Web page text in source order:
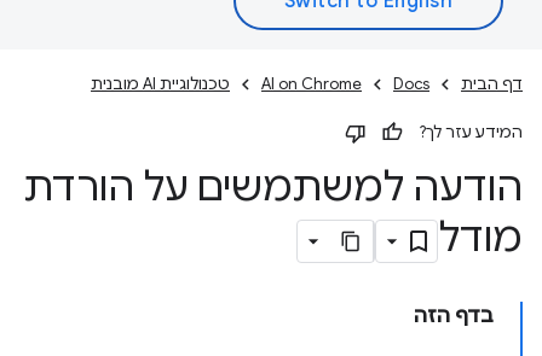
דף הבית Docs
AI on Chrome טכנולוגיית AI מובנית
המידע עזר לך?
הודעה למשתמשים על הורדת
מודל
בדף הזה